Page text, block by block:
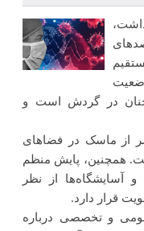
در گردش است و
از ماسک در فضاهای
همچنین، پایش منظم
آسایشگاه‌ها از نظر
قرار دارد.
و تخصصی درباره